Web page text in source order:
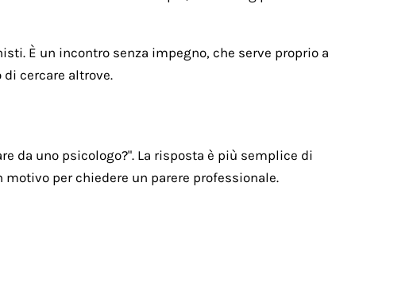
È un incontro senza impegno, che serve proprio a
cercare altrove.
da uno psicologo?". La risposta è più semplice di
per chiedere un parere professionale.